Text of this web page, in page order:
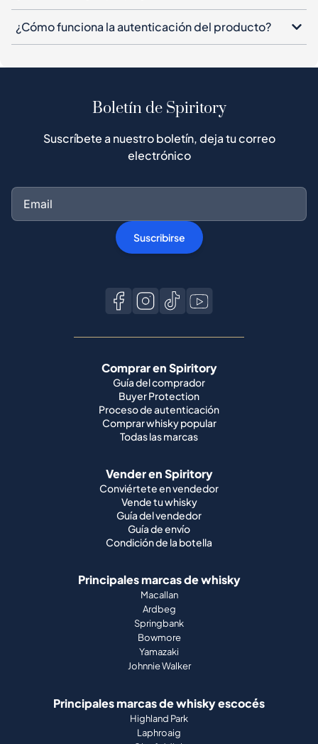
¿Cómo funciona la autenticación del producto?
Boletín de Spiritory
Suscríbete a nuestro boletín, deja tu correo
electrónico
Suscribirse
Comprar en Spiritory
Guía del comprador
Buyer Protection
Proceso de autenticación
Comprar whisky popular
Todas las marcas
Vender en Spiritory
Conviértete en vendedor
Vende tu whisky
Guía del vendedor
Guía de envío
Condición de la botella
Principales marcas de whisky
Macallan
Ardbeg
Springbank
Bowmore
Yamazaki
Johnnie Walker
Principales marcas de whisky escocés
Highland Park
Laphroaig